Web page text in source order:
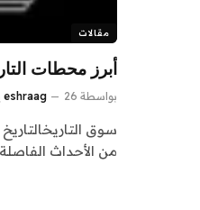
مقالات
أبرز محطات
بواسطة eshraag 26 يونيو، 2026
سوق
من الأحداث